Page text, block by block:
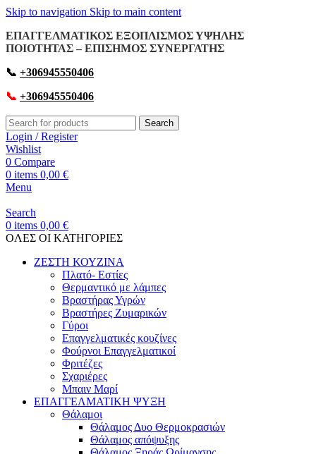
Skip to navigation Skip to main content
ΕΠΑΓΓΕΛΜΑΤΙΚΟΣ ΕΞΟΠΛΙΣΜΟΣ ΥΨΗΛΗΣ
ΠΟΙΟΤΗΤΑΣ – ΕΠΙΣΗΜΟΣ ΣΥΝΕΡΓΑΤΗΣ
📞 +306945550406
📞 +306945550406
Search
Login / Register
Wishlist
0 Compare
0 items 0,00 €
Menu
Search
0 items 0,00 €
OΛΕΣ ΟΙ ΚΑΤΗΓΟΡΙΕΣ
ΖΕΣΤΗ ΚΟΥΖΙΝΑ
Πλατό- Εστίες
Θερμαντικό με λάμπες
Βραστήρας Υγρών
Βραστήρες Ζυμαρικών
Γύροι
Επαγγελματικές κουζίνες
Φούρνοι Επαγγελματικοί
Φριτέζες
Σχαριέρες
Μπαιν Μαρί
ΕΠΑΓΓΕΛΜΑΤΙΚΗ ΨΥΞΗ
Θάλαμοι
Θάλαμος Δυο Θερμοκρασιών
Θάλαμος απόψυξης